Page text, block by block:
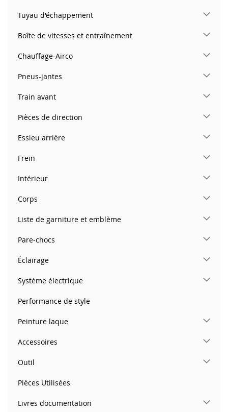
Tuyau d'échappement
Boîte de vitesses et entraînement
Chauffage-Airco
Pneus-jantes
Train avant
Pièces de direction
Essieu arrière
Frein
Intérieur
Corps
Liste de garniture et emblème
Pare-chocs
Éclairage
Système électrique
Performance de style
Peinture laque
Accessoires
Outil
Pièces Utilisées
Livres documentation